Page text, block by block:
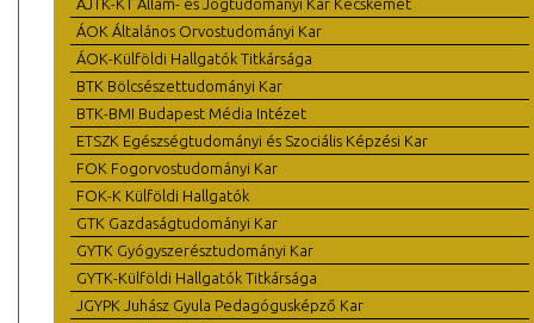
ÁJTK-KT Állam- és Jogtudományi Kar Kecskemét
ÁOK Általános Orvostudományi Kar
ÁOK-Külföldi Hallgatók Titkársága
BTK Bölcsészettudományi Kar
BTK-BMI Budapest Média Intézet
ETSZK Egészségtudományi és Szociális Képzési Kar
FOK Fogorvostudományi Kar
FOK-K Külföldi Hallgatók
GTK Gazdaságtudományi Kar
GYTK Gyógyszerésztudományi Kar
GYTK-Külföldi Hallgatók Titkársága
JGYPK Juhász Gyula Pedagógusképző Kar